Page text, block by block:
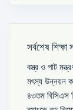
সর্বশেষ শিক্ষা
বস্ত্র ও পাট
মৎস্য উন্নয়ন
৪৩তম বিসিএস